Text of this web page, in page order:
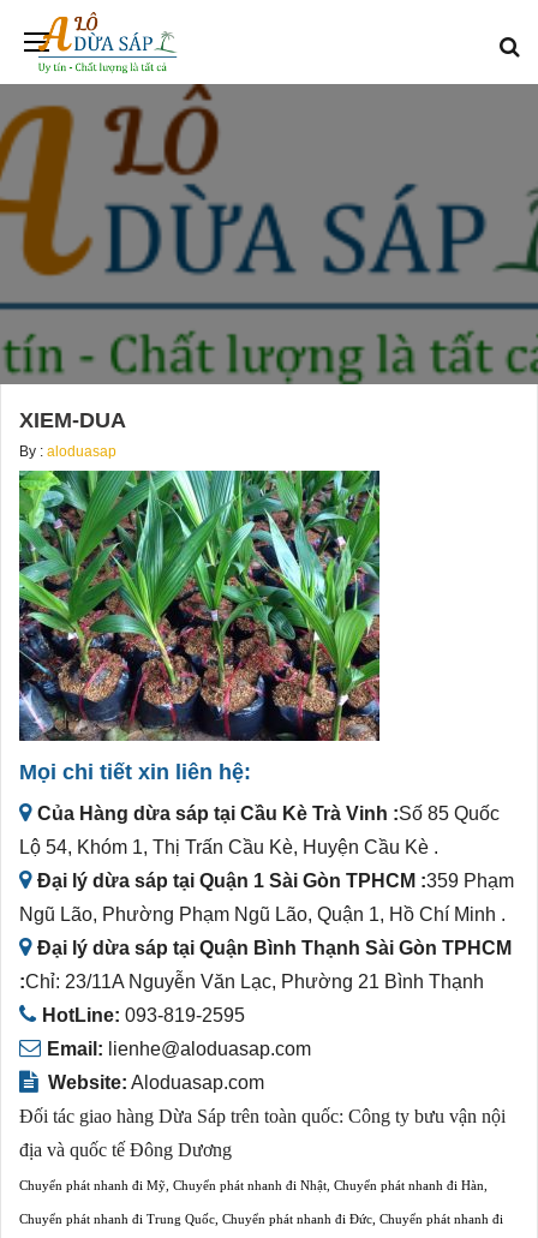
XIEM-DUA
By : aloduasap
Mọi chi tiết xin liên hệ:
Của Hàng dừa sáp tại Cầu Kè Trà Vinh :Số 85 Quốc
Lộ 54, Khóm 1, Thị Trấn Cầu Kè, Huyện Cầu Kè .
Đại lý dừa sáp tại Quận 1 Sài Gòn TPHCM :359 Phạm
Ngũ Lão, Phường Phạm Ngũ Lão, Quận 1, Hồ Chí Minh .
Đại lý dừa sáp tại Quận Bình Thạnh Sài Gòn TPHCM
:Chỉ: 23/11A Nguyễn Văn Lạc, Phường 21 Bình Thạnh
HotLine: 093-819-2595
Email: lienhe@aloduasap.com
Website: Aloduasap.com
Đối tác giao hàng Dừa Sáp trên toàn quốc: Công ty bưu vận nội
địa và quốc tế Đông Dương
Chuyển phát nhanh đi Mỹ Chuyển phát nhanh đi Nhật Chuyển phát nhanh đi Hàn
Chuyển phát nhanh đi Trung Quốc Chuyển phát nhanh đi Đức Chuyển phát nhanh đi